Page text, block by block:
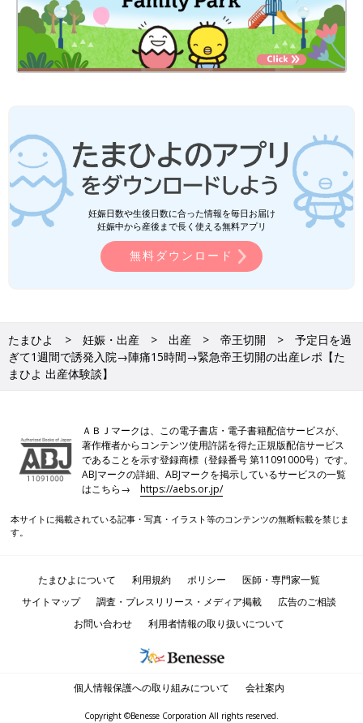
妊娠日数や生後日数に合った情報を毎日お届け
妊娠中から産後まで長く使える無料アプリ
無料ダウンロード
たまひよ 妊娠・出産 出産 帝王切開
予定日を過
ぎて1週間で誘発入院→陣痛15時間→緊急帝王切開の出産レポ【た
まひよ 出産体験談】
ＡＢＪマークは、この電子書店・電子書籍配信サービスが、
著作権者からコンテンツ使用許諾を得た正規版配信サービス
であることを示す登録商標（登録番号 第11091000号）です。
ABJマークの詳細、ABJマークを掲示しているサービスの一覧
はこちら→https://aebs.or.jp/
本サイトに掲載されている記事・写真・イラスト等のコンテンツの無断転載を禁じま
す。
たまひよについて 利用規約 ポリシー
医師・専門家一覧
サイトマップ
調査・プレスリリース・メディア掲載
広告のご相談
お問い合わせ
利用者情報の取り扱いについて
個人情報保護への取り組みについて 会社案内
Copyright ©Benesse Corporation All rights reserved.